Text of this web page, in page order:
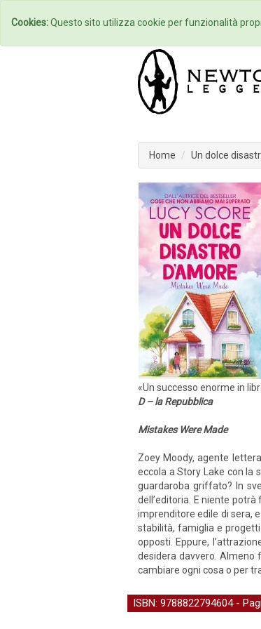
Home
Home Un dolce
«Un successo enorme in
D – la Repubblica
Mistakes Were Made
Zoey Moody, agente
eccola a Story Lake con la
guardaroba griffato? In
dell’editoria. E niente
imprenditore edile di sera,
stabilità, famiglia e
opposti. Eppure,
desidera davvero. Almeno
cambiare ogni cosa o per
ISBN: 9788822794604 -
Cookies:Questo sito utilizza cookie per funzionalità